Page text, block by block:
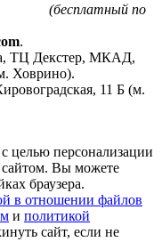
(бесплатный по
.
, ТЦ Декстер, МКАД,
Ховрино).
11 Б (м.
целью персонализации
сайтом. Вы можете
браузера.
в отношении файлов
и политикой
сайт, если не